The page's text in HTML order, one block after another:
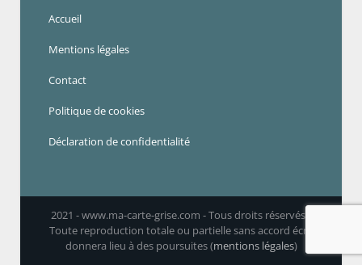
Accueil
Mentions légales
Contact
Politique de cookies
Déclaration de confidentialité
2021 - www.ma-carte-grise.com - Tous droits réservés -
Toute reproduction totale ou partielle sans accord écrit
donnera lieu à des poursuites (mentions légales)